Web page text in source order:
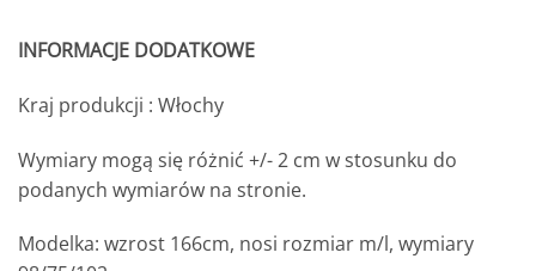
INFORMACJE DODATKOWE
Kraj produkcji : Włochy
Wymiary mogą się różnić +/- 2 cm w stosunku do
podanych wymiarów na stronie.
Modelka: wzrost 166cm, nosi rozmiar m/l, wymiary